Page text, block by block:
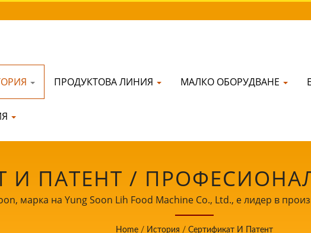
ПРОДУКТОВА ЛИНИЯ МАЛКО ОБОРУДВАНЕ
И ПАТЕНТ /
ЗА ПРЕРАБОТКА НА
марка на Yung Soon Lih Food Machine Co., Ltd., е лидер в
на храните, ние споделяме нашата основна технология и
Home / История / Сертификат И Патент